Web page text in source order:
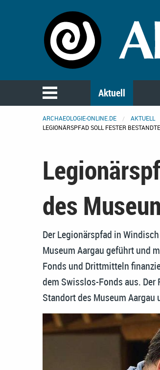
Aktuell
ARCHAEOLOGIE-ONLINE.DE AKTUELL
LEGIONÄRSPFAD SOLL FESTER
des
Der Legionärspfad in
Museum Aargau geführt und
Fonds und Drittmitteln
dem Swisslos-Fonds aus.
Standort des Museum